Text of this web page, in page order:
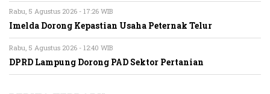
Rabu, 5 Agustus 2026 - 17:26 WIB
Imelda Dorong Kepastian Usaha Peternak Telur
Rabu, 5 Agustus 2026 - 12:40 WIB
DPRD Lampung Dorong PAD Sektor Pertanian